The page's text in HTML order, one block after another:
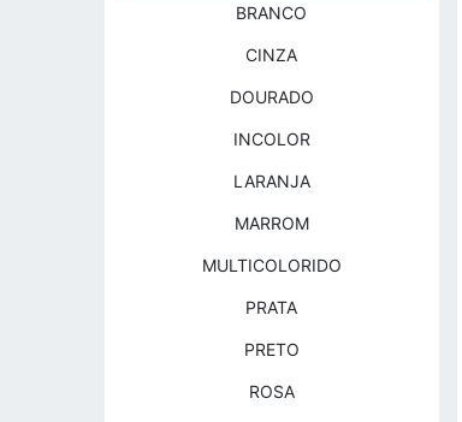
BRANCO
CINZA
DOURADO
INCOLOR
LARANJA
MARROM
MULTICOLORIDO
PRATA
PRETO
ROSA